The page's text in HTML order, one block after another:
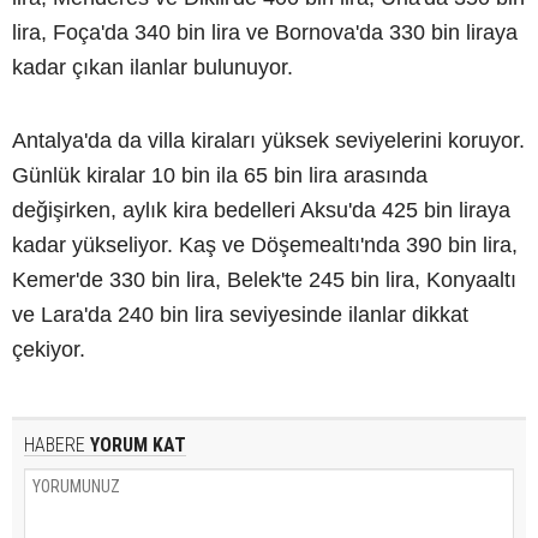
lira, Foça'da 340 bin lira ve Bornova'da 330 bin liraya
kadar çıkan ilanlar bulunuyor.
Antalya'da da villa kiraları yüksek seviyelerini koruyor.
Günlük kiralar 10 bin ila 65 bin lira arasında
değişirken, aylık kira bedelleri Aksu'da 425 bin liraya
kadar yükseliyor. Kaş ve Döşemealtı'nda 390 bin lira,
Kemer'de 330 bin lira, Belek'te 245 bin lira, Konyaaltı
ve Lara'da 240 bin lira seviyesinde ilanlar dikkat
çekiyor.
HABERE YORUM KAT